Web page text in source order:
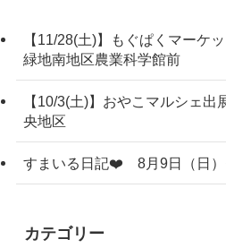
【11/28(土)】もぐぱくマーケ
緑地南地区農業科学館前
【10/3(土)】おやこマルシェ出
央地区
すまいる日記❤️ 8月9日（日）
カテゴリー